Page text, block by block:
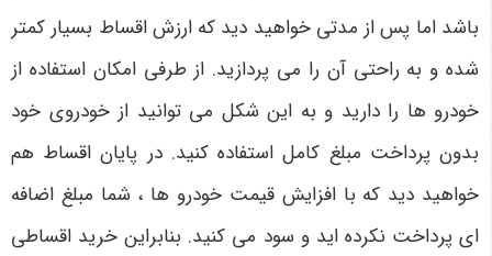
باشد اما پس از مدتی خواهید دید که ارزش اقساط بسیار کمتر
شده و به راحتی آن را می ‌پردازید. از طرفی امکان استفاده از
خودرو ها را دارید و به این شکل می ‌توانید از خودروی خود
بدون پرداخت مبلغ کامل استفاده کنید. در پایان اقساط هم
خواهید دید که با افزایش قیمت خودرو ها ، شما مبلغ اضافه
‌ای پرداخت نکرده ‌اید و سود می ‌کنید. بنابراین خرید اقساطی